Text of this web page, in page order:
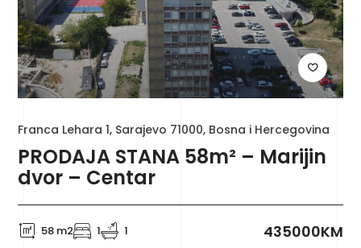
Franca Lehara 1, Sarajevo 71000, Bosna i Hercegovina
PRODAJA STANA 58m² – Marijin
dvor – Centar
58 m2 1 1 435000KM